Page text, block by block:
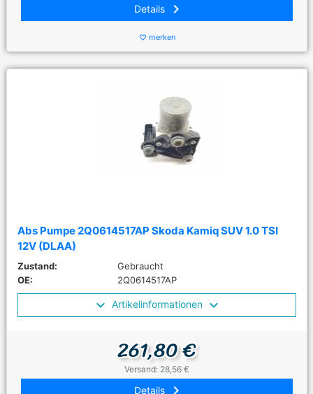
Details keyboard_arrow_right
favorite_border merken
Abs Pumpe 2Q0614517AP Skoda Kamiq SUV 1.0 TSI
12V (DLAA)
Zustand:
Gebraucht
OE:
2Q0614517AP
Artikelinformationen
261,80 €
Versand: 28,56 €
Details keyboard_arrow_right